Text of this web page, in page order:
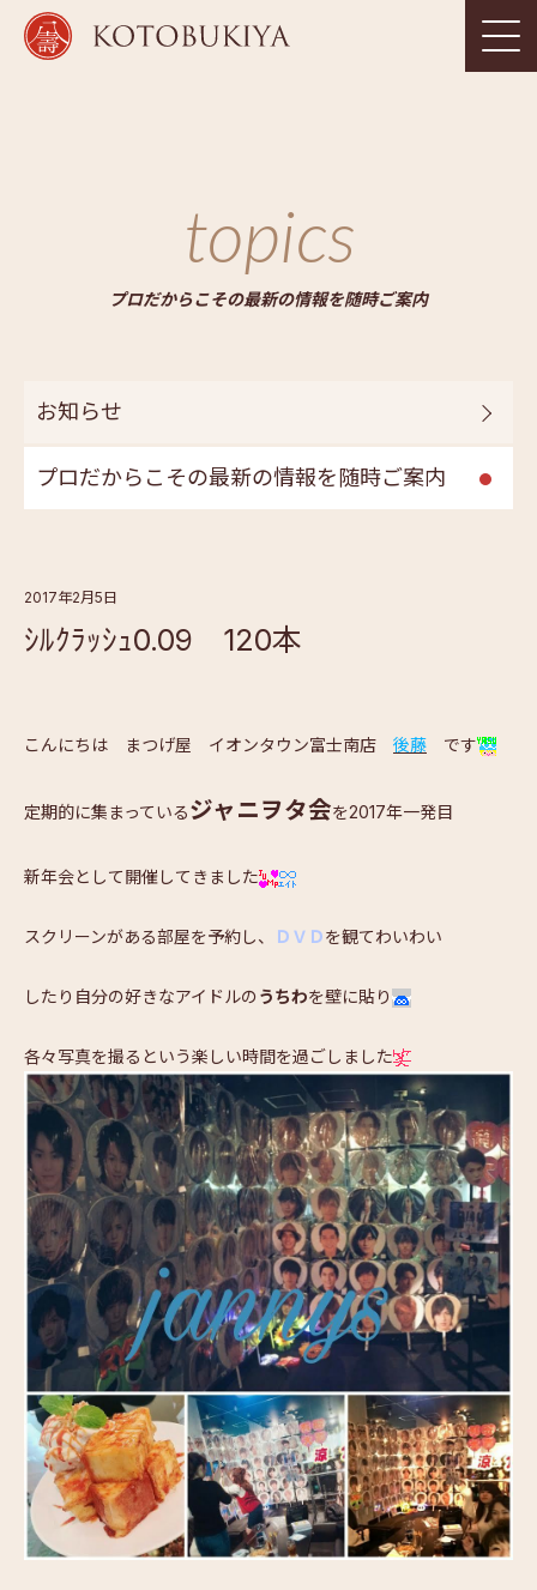
topics
プロだからこその最新の情報を随時ご案内
お知らせ
プロだからこその最新の情報を随時ご案内
2017年2月5日
ｼﾙｸﾗｯｼｭ0.09 120本
こんにちは まつげ屋 イオンタウン富士南店 後藤 です
定期的に集まっているジャニヲタ会を2017年一発目
新年会として開催してきました
スクリーンがある部屋を予約し、 ＤＶＤを観てわいわい
したり自分の好きなアイドルの うちわを壁に貼り
各々写真を撮るという楽しい時間を過ごしました